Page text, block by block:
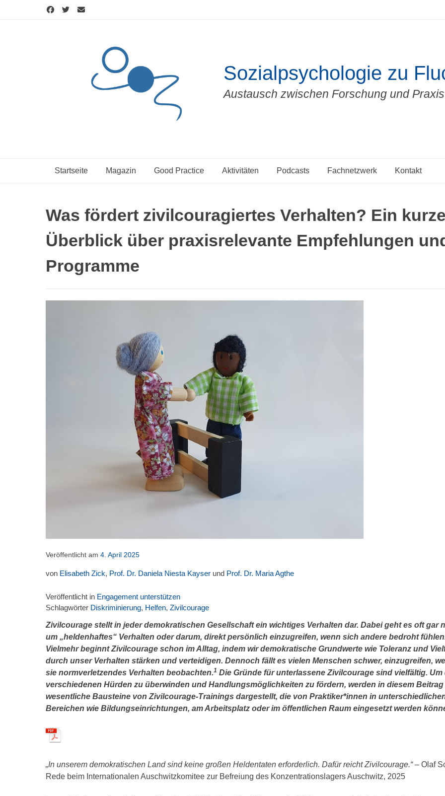
Sozialpsychologie zu
Austausch zwischen Forschung und Praxis
Startseite Magazin Good Practice Aktivitäten Podcasts Fachnetzwerk Kontakt
Was fördert zivilcouragiertes Verhalten? Ein
Überblick über praxisrelevante Empfehlungen
Programme
Veröffentlicht am 4. April 2025
von Elisabeth Zick, Prof. Dr. Daniela Niesta Kayser und Prof. Dr. Maria Agthe
Veröffentlicht in Engagement unterstützen
Schlagwörter Diskriminierung, Helfen, Zivilcourage
Zivilcourage stellt in jeder demokratischen Gesellschaft ein wichtiges Verhalten dar. Dabei geht es oft gar
um „heldenhaftes“ Verhalten oder darum, direkt persönlich einzugreifen, wenn sich andere bedroht
Vielmehr beginnt Zivilcourage schon im Alltag, indem wir demokratische Grundwerte wie Toleranz und
durch unser Verhalten stärken und verteidigen. Dennoch fällt es vielen Menschen schwer, einzugreifen,
sie normverletzendes Verhalten beobachten.1 Die Gründe für unterlassene Zivilcourage sind vielfältig. Um
verschiedenen Hürden zu überwinden und Handlungsmöglichkeiten zu fördern, werden in diesem Beitrag
wesentliche Bausteine von Zivilcourage-Trainings dargestellt, die von Praktiker*innen in
Bereichen wie Bildungseinrichtungen, am Arbeitsplatz oder im öffentlichen Raum eingesetzt werden
„In unserem demokratischen Land sind keine großen Heldentaten erforderlich. Dafür reicht Zivilcourage.“– Olaf
Rede beim Internationalen Auschwitzkomitee zur Befreiung des Konzentrationslagers Auschwitz, 2025